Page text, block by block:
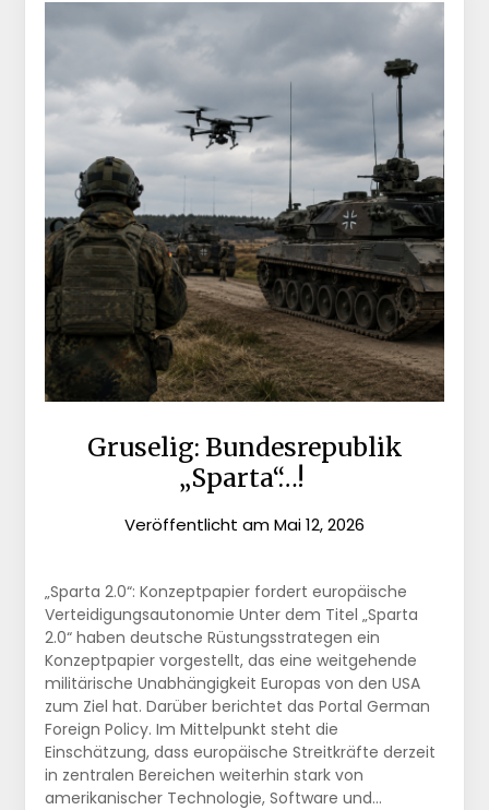
Gruselig: Bundesrepublik
„Sparta“…!
Veröffentlicht amMai 12, 2026
„Sparta 2.0“: Konzeptpapier fordert europäische
Verteidigungsautonomie Unter dem Titel „Sparta
2.0“ haben deutsche Rüstungsstrategen ein
Konzeptpapier vorgestellt, das eine weitgehende
militärische Unabhängigkeit Europas von den USA
zum Ziel hat. Darüber berichtet das Portal German
Foreign Policy. Im Mittelpunkt steht die
Einschätzung, dass europäische Streitkräfte derzeit
in zentralen Bereichen weiterhin stark von
amerikanischer Technologie, Software und…